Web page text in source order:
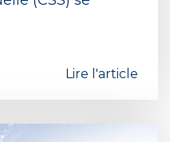
Lire l'article